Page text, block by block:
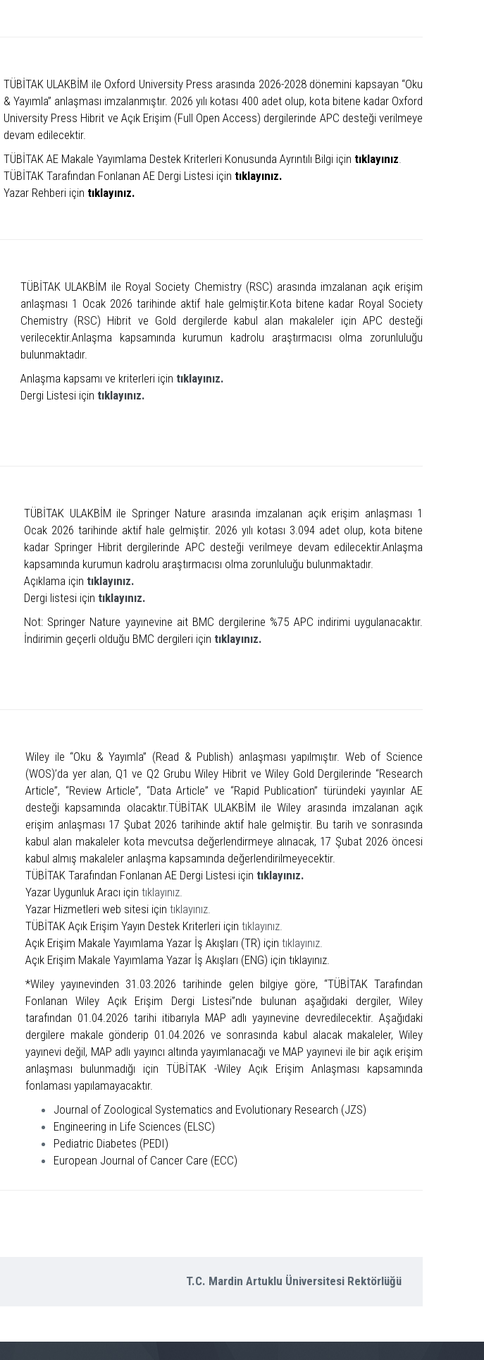
TÜBİTAK ULAKBİM ile Oxford University Press arasında 2026-2028 dönemini kapsayan “Oku
& Yayımla” anlaşması imzalanmıştır. 2026 yılı kotası 400 adet olup, kota bitene kadar Oxford
University Press Hibrit ve Açık Erişim (Full Open Access) dergilerinde APC desteği verilmeye
devam edilecektir.
TÜBİTAK AE Makale Yayımlama Destek Kriterleri Konusunda Ayrıntılı Bilgi için tıklayınız.
TÜBİTAK Tarafından Fonlanan AE Dergi Listesi için tıklayınız.
Yazar Rehberi için tıklayınız.
TÜBİTAK ULAKBİM ile Royal Society Chemistry (RSC) arasında imzalanan açık erişim
anlaşması 1 Ocak 2026 tarihinde aktif hale gelmiştir.Kota bitene kadar Royal Society
Chemistry (RSC) Hibrit ve Gold dergilerde kabul alan makaleler için APC desteği
verilecektir.Anlaşma kapsamında kurumun kadrolu araştırmacısı olma zorunluluğu
bulunmaktadır.
Anlaşma kapsamı ve kriterleri için tıklayınız.
Dergi Listesi için tıklayınız.
TÜBİTAK ULAKBİM ile Springer Nature arasında imzalanan açık erişim anlaşması 1
Ocak 2026 tarihinde aktif hale gelmiştir. 2026 yılı kotası 3.094 adet olup, kota bitene
kadar Springer Hibrit dergilerinde APC desteği verilmeye devam edilecektir.Anlaşma
kapsamında kurumun kadrolu araştırmacısı olma zorunluluğu bulunmaktadır.
Açıklama için tıklayınız.
Dergi listesi için tıklayınız.
Not: Springer Nature yayınevine ait BMC dergilerine %75 APC indirimi uygulanacaktır.
İndirimin geçerli olduğu BMC dergileri için tıklayınız.
Wiley ile “Oku & Yayımla” (Read & Publish) anlaşması yapılmıştır. Web of Science
(WOS)’da yer alan, Q1 ve Q2 Grubu Wiley Hibrit ve Wiley Gold Dergilerinde “Research
Article”, “Review Article”, “Data Article” ve “Rapid Publication” türündeki yayınlar AE
desteği kapsamında olacaktır.TÜBİTAK ULAKBİM ile Wiley arasında imzalanan açık
erişim anlaşması 17 Şubat 2026 tarihinde aktif hale gelmiştir. Bu tarih ve sonrasında
kabul alan makaleler kota mevcutsa değerlendirmeye alınacak, 17 Şubat 2026 öncesi
kabul almış makaleler anlaşma kapsamında değerlendirilmeyecektir.
TÜBİTAK Tarafından Fonlanan AE Dergi Listesi için tıklayınız.
Yazar Uygunluk Aracı için tıklayınız.
Yazar Hizmetleri web sitesi için tıklayınız.
TÜBİTAK Açık Erişim Yayın Destek Kriterleri için tıklayınız.
Açık Erişim Makale Yayımlama Yazar İş Akışları (TR) için tıklayınız.
Açık Erişim Makale Yayımlama Yazar İş Akışları (ENG) için tıklayınız.
*Wiley yayınevinden 31.03.2026 tarihinde gelen bilgiye göre, “TÜBİTAK Tarafından
Fonlanan Wiley Açık Erişim Dergi Listesi”nde bulunan aşağıdaki dergiler, Wiley
tarafından 01.04.2026 tarihi itibarıyla MAP adlı yayınevine devredilecektir. Aşağıdaki
dergilere makale gönderip 01.04.2026 ve sonrasında kabul alacak makaleler, Wiley
yayınevi değil, MAP adlı yayıncı altında yayımlanacağı ve MAP yayınevi ile bir açık erişim
anlaşması bulunmadığı için TÜBİTAK -Wiley Açık Erişim Anlaşması kapsamında
fonlaması yapılamayacaktır.
Journal of Zoological Systematics and Evolutionary Research (JZS)
Engineering in Life Sciences (ELSC)
Pediatric Diabetes (PEDI)
European Journal of Cancer Care (ECC)
T.C. Mardin Artuklu Üniversitesi Rektörlüğü